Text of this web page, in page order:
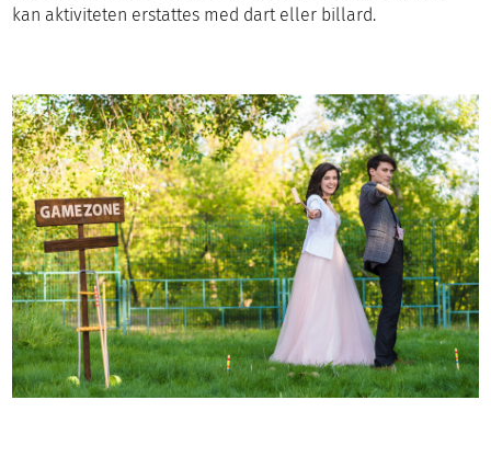
kan aktiviteten erstattes med dart eller billard.